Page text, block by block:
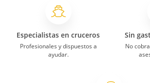
Especialistas en cruceros
Profesionales y dispuestos a
ayudar.
Sin
No